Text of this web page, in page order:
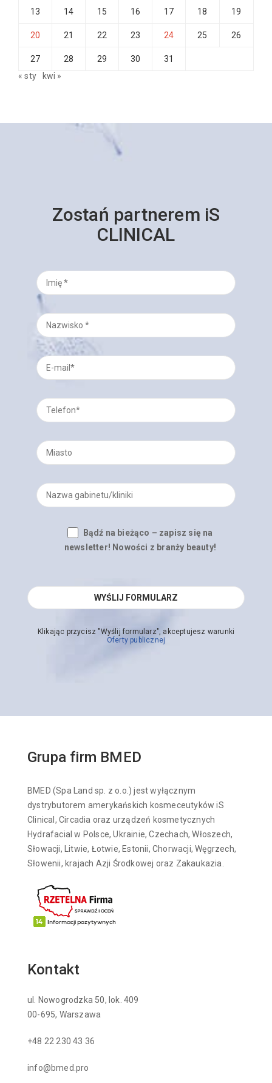
13 14 15 16 17 18 19
20 21 22 23 24 25 26
27 28 29 30
31
« sty
kwi »
Zostań partnerem iS
CLINICAL
Bądź na bieżąco – zapisz się na
newsletter! Nowości z branży beauty!
Klikając przycisz "Wyślij formularz", akceptujesz warunki
Oferty publicznej
Grupa firm BMED
BMED (Spa Land sp. z o.o.) jest wyłącznym
dystrybutorem amerykańskich kosmeceutyków iS
Clinical, Circadia oraz urządzeń kosmetycznych
Hydrafacial w Polsce, Ukrainie, Czechach, Włoszech,
Słowacji, Litwie, Łotwie, Estonii, Chorwacji, Węgrzech,
Słowenii, krajach Azji Środkowej oraz Zakaukazia.
Kontakt
ul. Nowogrodzka 50, lok. 409
00-695, Warszawa
+48 22 230 43 36
info@bmed.pro